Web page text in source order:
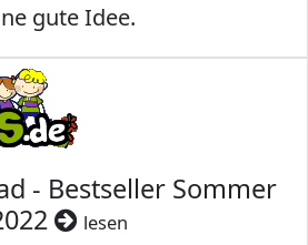
gute Idee.
- Bestseller Sommer
lesen